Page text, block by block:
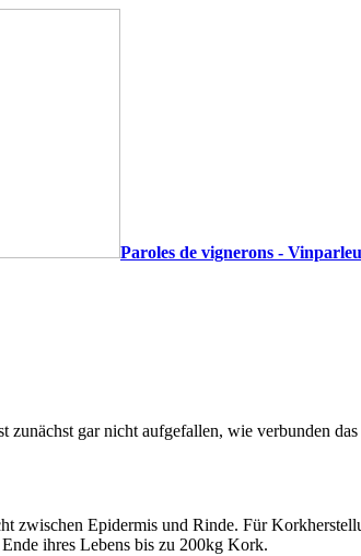
Paroles de vignerons -
gar nicht aufgefallen, wie verbunden
Epidermis und Rinde. Für
ihres Lebens bis zu 200kg Kork.